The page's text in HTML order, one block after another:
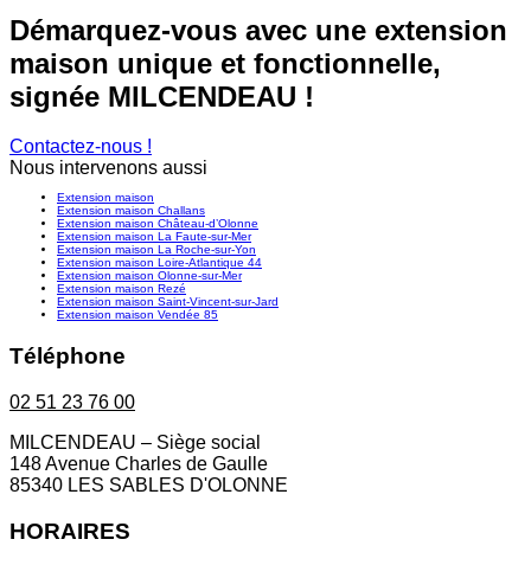
Démarquez-vous avec une extension
maison unique et fonctionnelle,
signée MILCENDEAU !
Contactez-nous !
Nous intervenons aussi
Extension maison
Extension maison Challans
Extension maison Château-d’Olonne
Extension maison La Faute-sur-Mer
Extension maison La Roche-sur-Yon
Extension maison Loire-Atlantique 44
Extension maison Olonne-sur-Mer
Extension maison Rezé
Extension maison Saint-Vincent-sur-Jard
Extension maison Vendée 85
Téléphone
02 51 23 76 00
MILCENDEAU – Siège social
148 Avenue Charles de Gaulle
85340 LES SABLES D'OLONNE
HORAIRES